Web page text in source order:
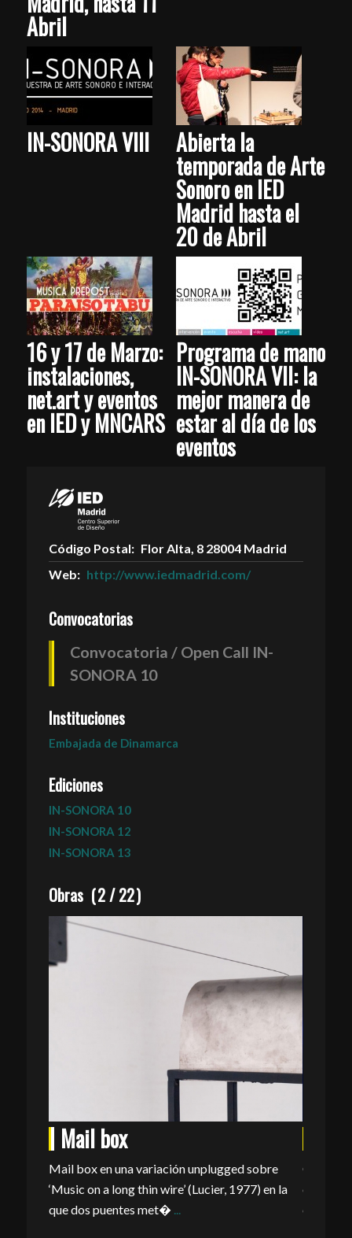
Abril
IN-SONORA VIII Abierta la
temporada de Arte
Sonoro en IED
Madrid hasta el
20 de Abril
16 y 17 de Marzo:
instalaciones,
net.art y eventos
en IED y MNCARS
Programa de mano
IN-SONORA VII: la
mejor manera de
estar al día de los
eventos
Código Postal: Flor Alta, 8 28004 Madrid
Web: http://www.iedmadrid.com/
Convocatorias
Convocatoria / Open Call IN-
SONORA 10
Instituciones
Embajada de Dinamarca
Ediciones
IN-SONORA 10
IN-SONORA 12
IN-SONORA 13
Obras (2/22)
Mail box
Mail box en una variación unplugged sobre
‘Music on a long thin wire’ (Lucier, 1977) en la
que dos puentes met� ...
Compra
obtén
con